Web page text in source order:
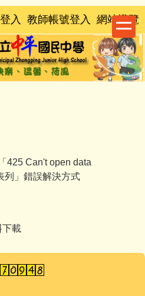
入 教師帳號登入 網站導覽
425 Can't open data
列」錯誤解決方式
載